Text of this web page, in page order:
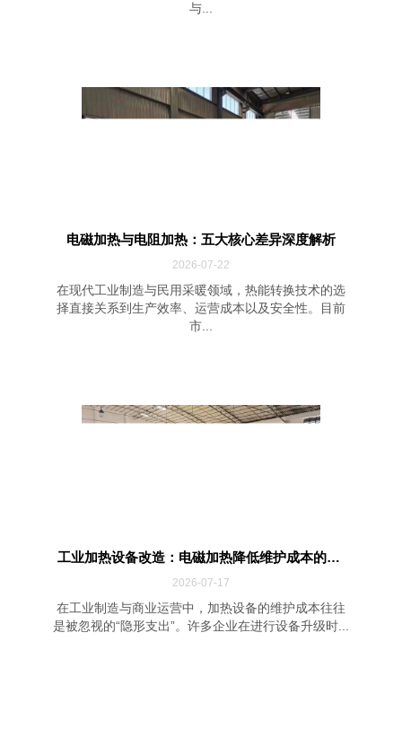
与...
电磁加热与电阻加热：五大核心差异深度解析
2026-07-22
在现代工业制造与民用采暖领域，热能转换技术的选
择直接关系到生产效率、运营成本以及安全性。目前
市...
工业加热设备改造：电磁加热降低维护成本的四...
2026-07-17
在工业制造与商业运营中，加热设备的维护成本往往
是被忽视的“隐形支出”。许多企业在进行设备升级时...